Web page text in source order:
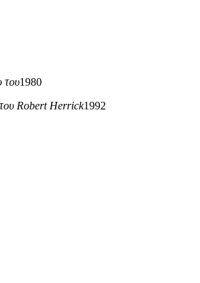
του1980
του Robert Herrick1992